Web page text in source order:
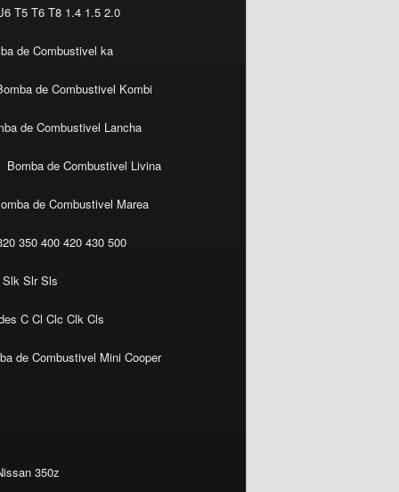
T5 T6 T8 1.4 1.5 2.0
de Combustivel ka
de Combustivel Kombi
de Combustivel Lancha
Bomba de Combustivel Livina
de Combustivel Marea
350 400 420 430 500
Slr Sls
C Cl Clc Clk Cls
de Combustivel Mini Cooper
350z